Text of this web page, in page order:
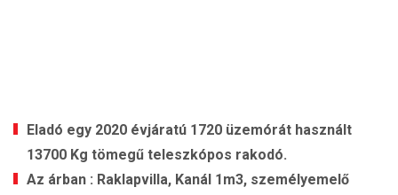
Eladó egy 2020 évjáratú 1720 üzemórát használt
13700 Kg tömegű teleszkópos rakodó.
Az árban : Raklapvilla, Kanál 1m3, személyemelő